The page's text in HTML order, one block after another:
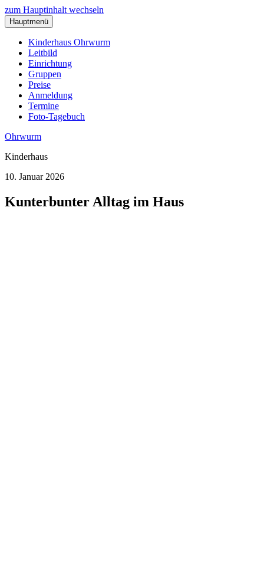
zum Hauptinhalt wechseln
Hauptmenü
Kinderhaus Ohrwurm
Leitbild
Einrichtung
Gruppen
Preise
Anmeldung
Termine
Foto-Tagebuch
Ohrwurm
Kinderhaus
10. Januar 2026
Kunterbunter Alltag im Haus